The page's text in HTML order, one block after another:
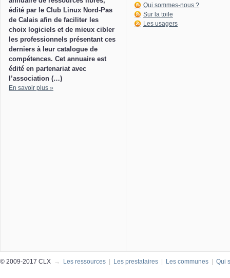
édité par le Club Linux Nord-Pas
de Calais afin de faciliter les
choix logiciels et de mieux cibler
les professionnels présentant ces
derniers à leur catalogue de
compétences. Cet annuaire est
édité en partenariat avec
l’association (…)
En savoir plus »
Qui sommes-nous ?
Sur la toile
Les usagers
© 2009-2017 CLX → Les ressources | Les prestataires | Les communes | Qui